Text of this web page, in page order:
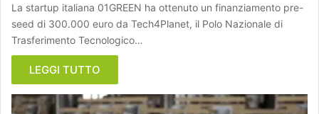
La startup italiana 01GREEN ha ottenuto un finanziamento pre-
seed di 300.000 euro da Tech4Planet, il Polo Nazionale di
Trasferimento Tecnologico…
LEGGI TUTTO